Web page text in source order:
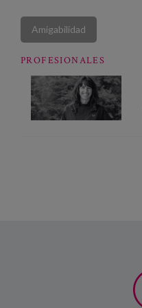
Amigabilidad
PROFESIONALES